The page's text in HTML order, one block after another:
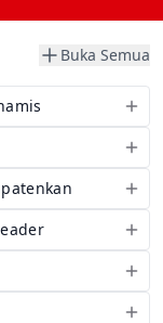
Buka Semua